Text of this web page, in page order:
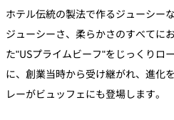
ホテル伝統の製法で作るジューシー
ジューシーさ、柔らかさのすべてに
た"USプライムビーフ"をじっくりロ
に、創業当時から受け継がれ、進化
レーがビュッフェにも登場します。